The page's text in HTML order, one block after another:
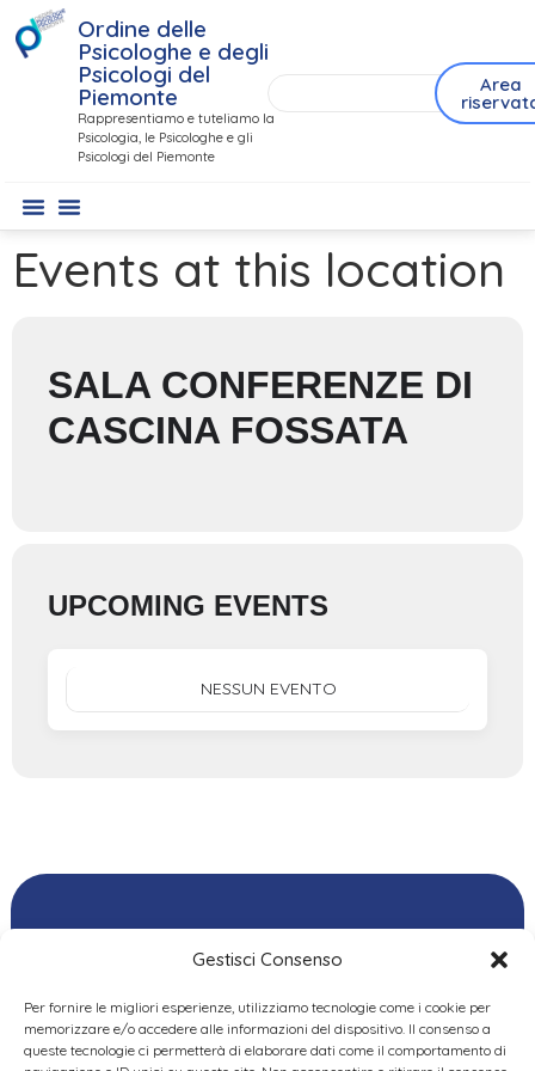
Gestisci Consenso
Per fornire le migliori esperienze, utilizziamo tecnologie come i cookie per
memorizzare e/o accedere alle informazioni del dispositivo. Il consenso a
queste tecnologie ci permetterà di elaborare dati come il comportamento di
Ordine delle
Psicologhe e degli
Psicologi del
Piemonte
Rappresentiamo e tuteliamo la
Psicologia, le Psicologhe e gli
Psicologi del Piemonte
Area
Events at this location
SALA CONFERENZE DI
CASCINA FOSSATA
UPCOMING EVENTS
NESSUN EVENTO
Privacy Policy|Cookie
Ordine delle
Psicologhe e degli